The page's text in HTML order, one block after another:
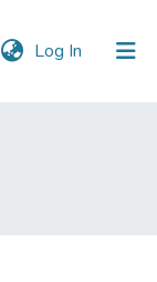
Log In (current)